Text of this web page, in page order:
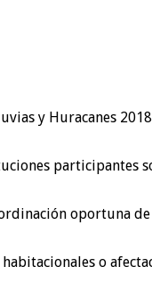
y Huracanes
participantes
oportuna
o